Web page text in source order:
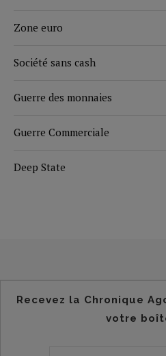
Zone euro
Société sans cash
Guerre des monnaies
Guerre Commerciale
Deep State
Recevez la Chronique
votre